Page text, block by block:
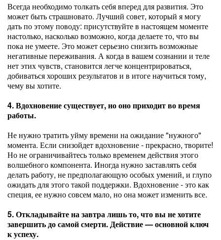
Всегда необходимо толкать себя вперед для развития. Это
может быть страшновато. Лучший совет, который я могу
дать по этому поводу: присутствуйте в настоящем моменте
настолько, насколько возможно, когда делаете то, что вы
пока не умеете. Это может серьезно снизить возможные
негативные переживания. А когда в вашем сознании и теле
нет этих чувств, становится легче концентрироваться,
добиваться хороших результатов и в итоге научиться тому,
чему вы хотите.
4. Вдохновение существует, но оно приходит во время
работы.
Не нужно тратить уйму времени на ожидание "нужного"
момента. Если снизойдет вдохновение - прекрасно, творите!
Но не ограничивайтесь только временем действия этого
волшебного компонента. Иногда нужно заставлять себя
делать работу, не предполагающую особых умений, и глупо
ожидать для этого такой поддержки. Вдохновение - это как
специя, ее нужно совсем мало, но она может изменить все.
5. Откладывайте на завтра лишь то, что вы не хотите
завершить до самой смерти. Действие — основной ключ
к успеху.